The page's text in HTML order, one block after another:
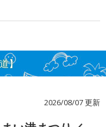
】
2026/08/07 更新